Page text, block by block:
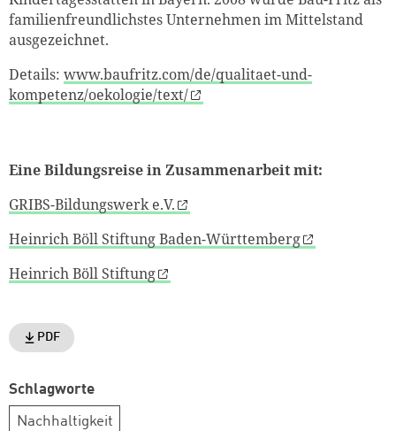
familienfreundlichstes Unternehmen im Mittelstand
ausgezeichnet.
Details: www.baufritz.com/de/qualitaet-und-
kompetenz/oekologie/text/
Eine Bildungsreise in Zusammenarbeit mit:
GRIBS-Bildungswerk e.V.
Heinrich Böll Stiftung Baden-Württemberg
Heinrich Böll Stiftung
PDF
Schlagworte
Nachhaltigkeit